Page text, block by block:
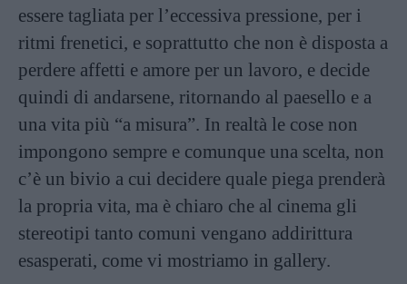
essere tagliata per l’eccessiva pressione, per i
ritmi frenetici, e soprattutto che non è disposta a
perdere affetti e amore per un lavoro, e decide
quindi di andarsene, ritornando al paesello e a
una vita più “a misura”. In realtà le cose non
impongono sempre e comunque una scelta, non
c’è un bivio a cui decidere quale piega prenderà
la propria vita, ma è chiaro che al cinema gli
stereotipi tanto comuni vengano addirittura
esasperati, come vi mostriamo in gallery.